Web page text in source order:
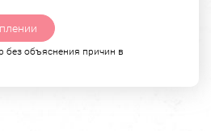
без объяснения причин в